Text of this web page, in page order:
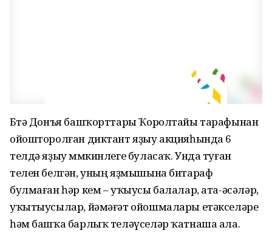
Бөтә Донъя башҡорттары Ҡоролтайы тарафынан
ойошторолған диктант яҙыу акцияһында 6
телдә яҙыу мөмкинлеге буласаҡ. Унда туған
телен белгән, уның яҙмышына битараф
булмаған һәр кем – уҡыусы балалар, ата-әсәләр,
уҡытыусылар, йәмәғәт ойошмалары етәкселәре
һәм башҡа барлыҡ теләүселәр ҡатнаша ала.